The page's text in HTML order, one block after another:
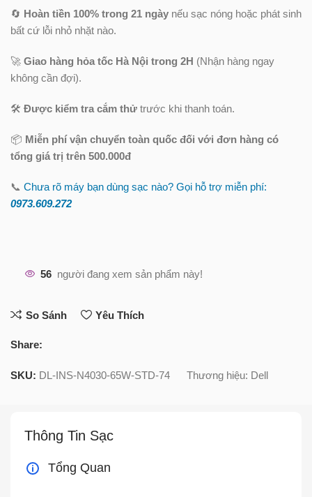
🔄 Hoàn tiền 100% trong 21 ngày nếu sạc nóng hoặc phát sinh
bất cứ lỗi nhỏ nhặt nào.
🚀Giao hàng hỏa tốc Hà Nội trong 2H (Nhận hàng ngay
không cần đợi).
🛠️Được kiểm tra cắm thử trước khi thanh toán.
📦 Miễn phí vận chuyển toàn quốc đối với đơn hàng có
tổng giá trị trên 500.000đ
📞Chưa rõ máy bạn dùng sạc nào? Gọi hỗ trợ miễn phí:
0973.609.272
56 người đang xem sản phẩm này!
So Sánh Yêu Thích
Share:
SKU: DL-INS-N4030-65W-STD-74 Thương hiệu: Dell
Thông Tin Sạc
Tổng Quan